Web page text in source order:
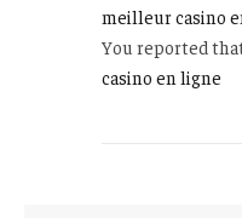
meilleur casino
You reported
casino en ligne